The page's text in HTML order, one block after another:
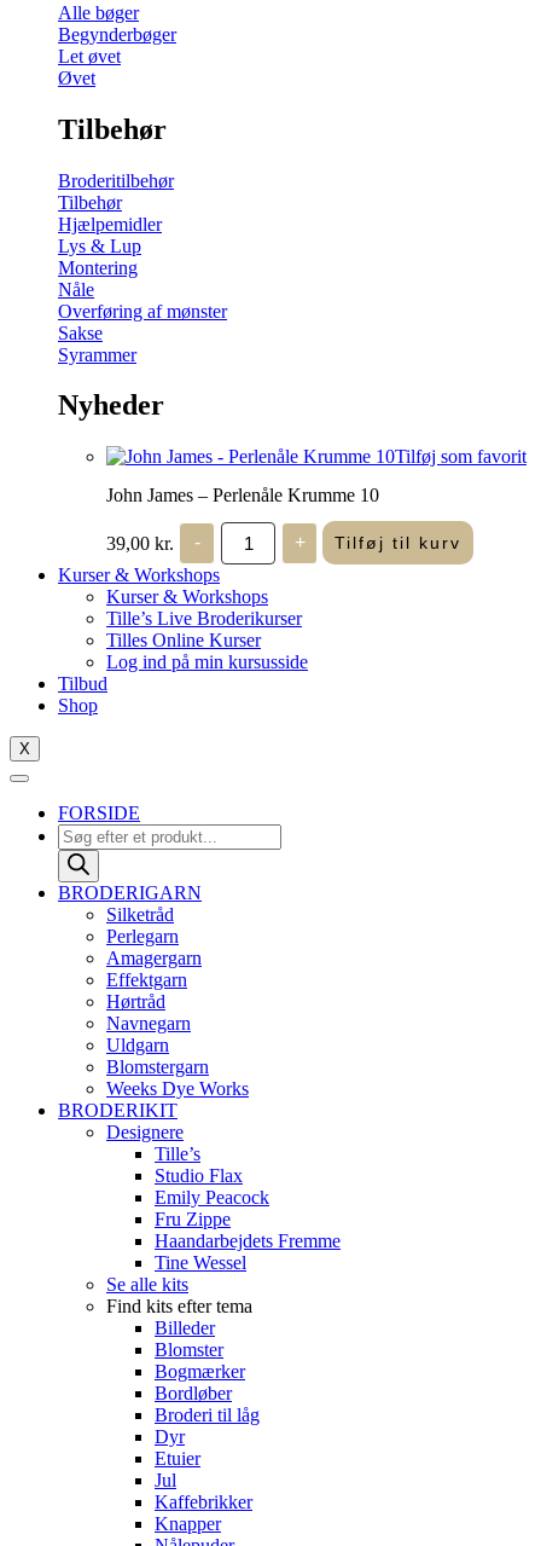
Alle bøger
Begynderbøger
Let øvet
Øvet
Tilbehør
Broderitilbehør
Tilbehør
Hjælpemidler
Lys & Lup
Montering
Nåle
Overføring af mønster
Sakse
Syrammer
Nyheder
Tilføj som favorit
John James – Perlenåle Krumme 10
39,00 kr. -
John
James
-
Perlenåle
Krumme
10
antal
+ Tilføj til kurv
Kurser & Workshops
Kurser & Workshops
Tille’s Live Broderikurser
Tilles Online Kurser
Log ind på min kursusside
Tilbud
Shop
X
FORSIDE
Products
search
BRODERIGARN
Silketråd
Perlegarn
Amagergarn
Effektgarn
Hørtråd
Navnegarn
Uldgarn
Blomstergarn
Weeks Dye Works
BRODERIKIT
Designere
Tille’s
Studio Flax
Emily Peacock
Fru Zippe
Haandarbejdets Fremme
Tine Wessel
Se alle kits
Find kits efter tema
Billeder
Blomster
Bogmærker
Bordløber
Broderi til låg
Dyr
Etuier
Jul
Kaffebrikker
Knapper